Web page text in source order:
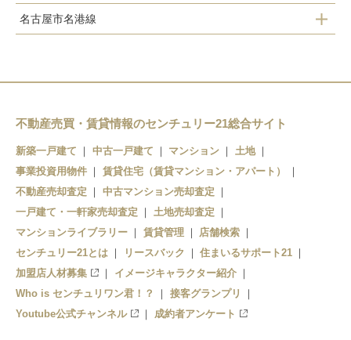
荒子川公園駅
金城ふ頭駅
東名古屋港駅
名古屋市名港線
港区役所駅
築地口駅
名古屋港駅
不動産売買・賃貸情報のセンチュリー21総合サイト
新築一戸建て 中古一戸建て マンション
土地
事業投資用物件
賃貸住宅（賃貸マンション・アパート）
不動産売却査定
中古マンション売却査定
一戸建て・一軒家売却査定
土地売却査定
マンションライブラリー
賃貸管理
店舗検索
センチュリー21とは
リースバック
住まいるサポート21
加盟店人材募集
イメージキャラクター紹介
Who is センチュリワン君！？
接客グランプリ
Youtube公式チャンネル
成約者アンケート